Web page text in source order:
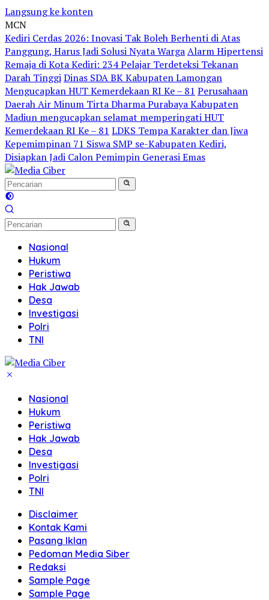
Langsung ke konten
MCN
Kediri Cerdas 2026: Inovasi Tak Boleh Berhenti di Atas
Panggung, Harus Jadi Solusi Nyata WargaAlarm Hipertensi
Remaja di Kota Kediri: 234 Pelajar Terdeteksi Tekanan
Darah TinggiDinas SDA BK Kabupaten Lamongan
Mengucapkan HUT Kemerdekaan RI Ke – 81 Perusahaan
Daerah Air Minum Tirta Dharma Purabaya Kabupaten
Madiun mengucapkan selamat memperingati HUT
Kemerdekaan RI Ke – 81 LDKS Tempa Karakter dan Jiwa
Kepemimpinan 71 Siswa SMP se-Kabupaten Kediri,
Disiapkan Jadi Calon Pemimpin Generasi Emas
Nasional
Hukum
Peristiwa
Hak Jawab
Desa
Investigasi
Polri
TNI
Nasional
Hukum
Peristiwa
Hak Jawab
Desa
Investigasi
Polri
TNI
Disclaimer
Kontak Kami
Pasang Iklan
Pedoman Media Siber
Redaksi
Sample Page
Sample Page